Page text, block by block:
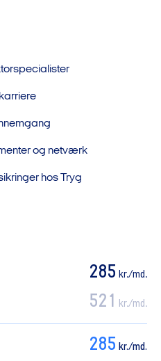
og netværk
hos Tryg
285 kr./md.
521 kr./md.
285 kr./md.